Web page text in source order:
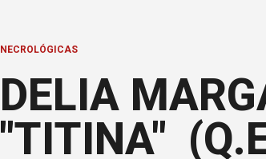
NECROLÓGICAS
DELIA
"TITINA"